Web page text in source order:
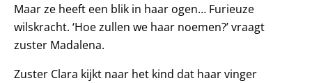
Maar ze heeft een blik in haar ogen… Furieuze
wilskracht. ‘Hoe zullen we haar noemen?’ vraagt
zuster Madalena.
Zuster Clara kijkt naar het kind dat haar vinger